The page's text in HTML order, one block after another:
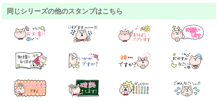
同じシリーズの他のスタンプはこちら